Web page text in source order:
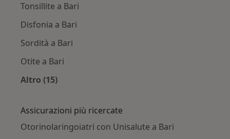
Tonsillite a Bari
Disfonia a Bari
Sordità a Bari
Otite a Bari
Altro (15)
Assicurazioni più ricercate
Otorinolaringoiatri con Unisalute a Bari